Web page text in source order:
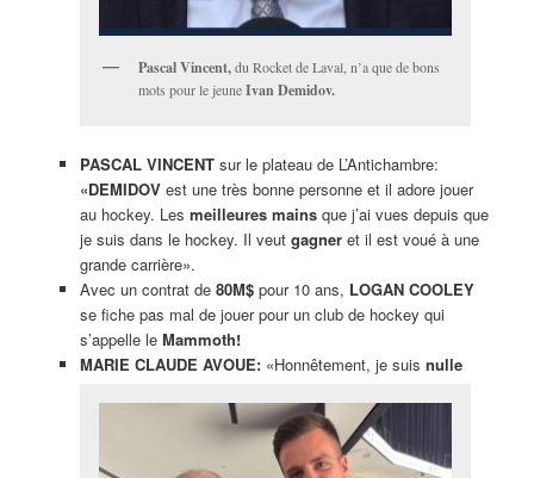
Pascal Vincent,du Rocket de Laval, n’a que de bons
mots pour le jeuneIvan Demidov.
PASCAL VINCENTsur le plateau de L’Antichambre:
«DEMIDOVest une très bonne personne et il adore jouer
au hockey. Les meilleures mainsque j’ai vues depuis que
je suis dans le hockey. Il veut gagneret il est voué à une
grande carrière».
Avec un contrat de 80M$pour 10 ans, LOGAN COOLEY
se fiche pas mal de jouer pour un club de hockey qui
s’appelle le Mammoth!
MARIE CLAUDE AVOUE:«Honnêtement, je suis nulle